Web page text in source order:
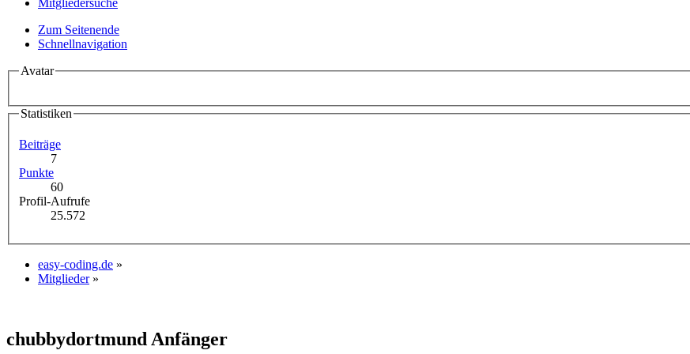
Mitgliedersuche
Zum Seitenende
Schnellnavigation
Avatar
Statistiken
Beiträge
7
Punkte
60
Profil-Aufrufe
25.572
easy-coding.de »
Mitglieder »
chubbydortmund Anfänger